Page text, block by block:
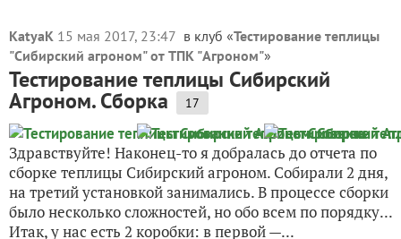
KatyaK 15 мая 2017, 23:47 в клуб «Тестирование теплицы
"Сибирский агроном" от ТПК "Агроном"»
Тестирование теплицы Сибирский
Агроном. Сборка 17
Здравствуйте! Наконец-то я добралась до отчета по
сборке теплицы Сибирский агроном. Собирали 2 дня,
на третий установкой занимались. В процессе сборки
было несколько сложностей, но обо всем по порядку...
Итак, у нас есть 2 коробки: в первой —...